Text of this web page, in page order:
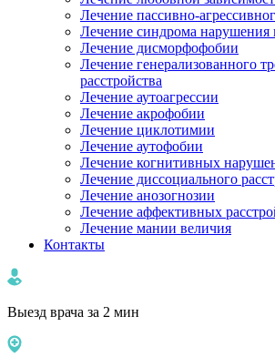
Лечение пассивно-
Лечение синдрома нарушения
Лечение дисморфофобии
Лечение генерализованного
расстройства
Лечение аутоагрессии
Лечение акрофобии
Лечение циклотимии
Лечение аутофобии
Лечение когнитивных
Лечение диссоциального
Лечение анозогнозии
Лечение аффективных
Лечение мании величия
Контакты
Выезд врача за 2 мин